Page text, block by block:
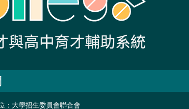
：大學招生委員會聯合會